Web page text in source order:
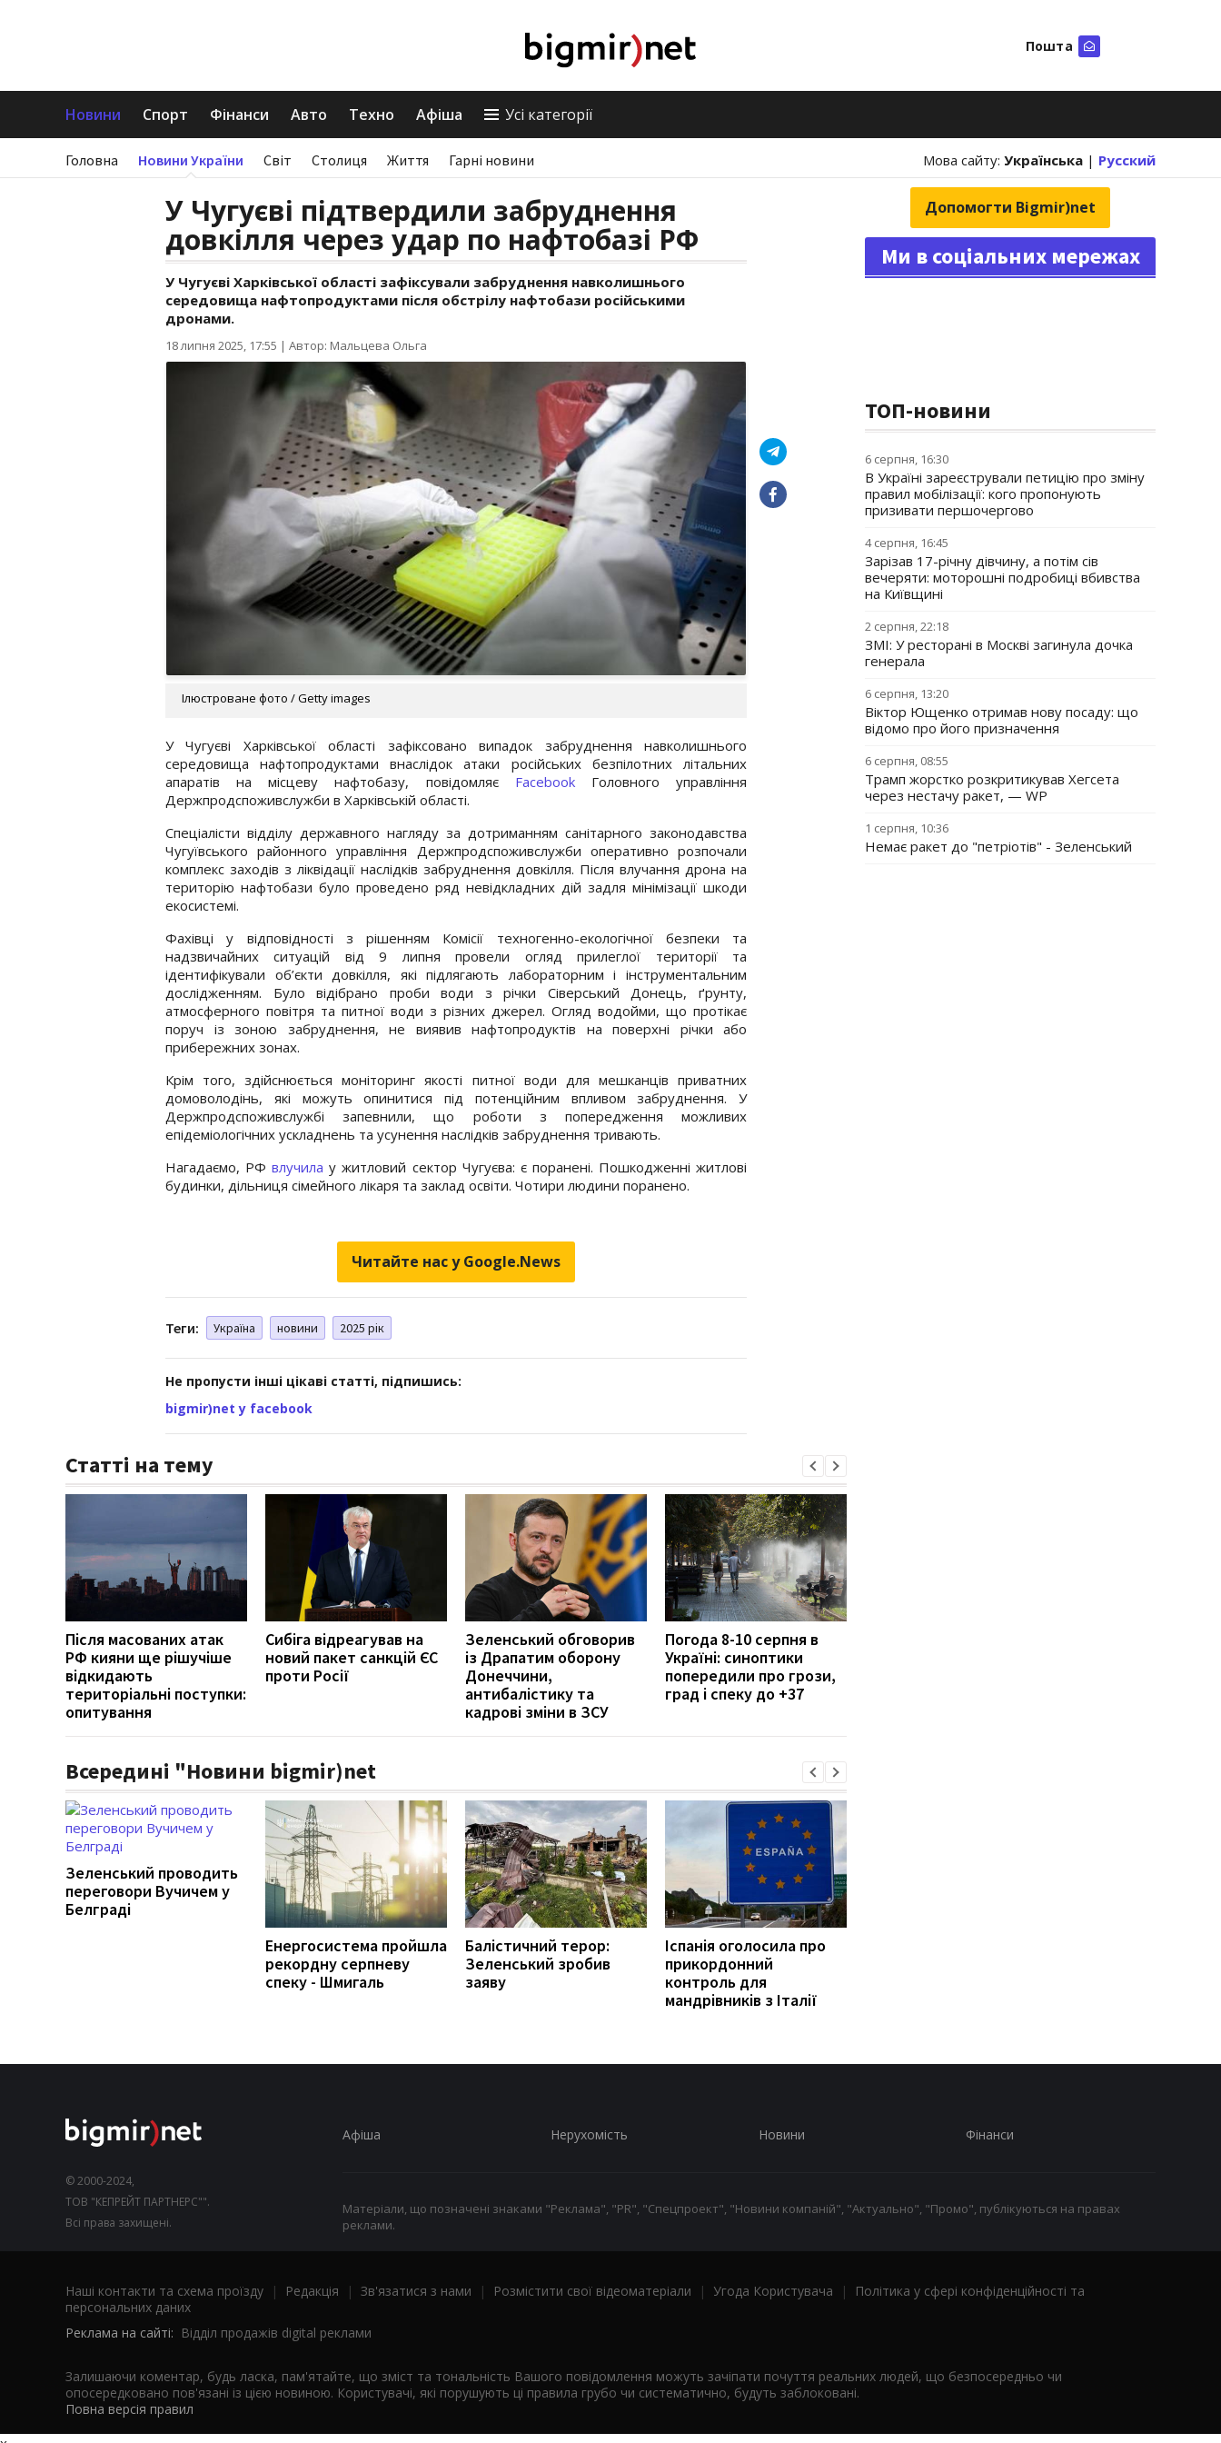
Пошта
Новини Спорт Фінанси Авто Техно Афіша Усі категорії
Головна Новини України Світ Столиця Життя Гарні новини Мова сайту: Українська | Русский
У Чугуєві підтвердили забруднення
довкілля через удар по нафтобазі РФ
У Чугуєві Харківської області зафіксували забруднення навколишнього
середовища нафтопродуктами після обстрілу нафтобази російськими
дронами.
18 липня 2025, 17:55 | Автор: Мальцева Ольга
Ілюстроване фото / Getty images
У Чугуєві Харківської області зафіксовано випадок забруднення навколишнього
середовища нафтопродуктами внаслідок атаки російських безпілотних літальних
апаратів на місцеву нафтобазу, повідомляє FacebookГоловного управління
Держпродспоживслужби в Харківській області.
Спеціалісти відділу державного нагляду за дотриманням санітарного законодавства
Чугуївського районного управління Держпродспоживслужби оперативно розпочали
комплекс заходів з ліквідації наслідків забруднення довкілля. Після влучання дрона на
територію нафтобази було проведено ряд невідкладних дій задля мінімізації шкоди
екосистемі.
Фахівці у відповідності з рішенням Комісії техногенно-екологічної безпеки та
надзвичайних ситуацій від 9 липня провели огляд прилеглої території та
ідентифікували об’єкти довкілля, які підлягають лабораторним і інструментальним
дослідженням. Було відібрано проби води з річки Сіверський Донець, ґрунту,
атмосферного повітря та питної води з різних джерел. Огляд водойми, що протікає
поруч із зоною забруднення, не виявив нафтопродуктів на поверхні річки або
прибережних зонах.
Крім того, здійснюється моніторинг якості питної води для мешканців приватних
домоволодінь, які можуть опинитися під потенційним впливом забруднення. У
Держпродспоживслужбі запевнили, що роботи з попередження можливих
епідеміологічних ускладнень та усунення наслідків забруднення тривають.
Нагадаємо, РФвлучила у житловий сектор Чугуєва: є поранені. Пошкодженні житлові
будинки, дільниця сімейного лікаря та заклад освіти. Чотири людини поранено.
Читайте нас у Google.News
Теги: Україна новини 2025 рік
Не пропусти інші цікаві статті, підпишись:
bigmir)net у facebook
Статті на тему
Після масованих атак
РФ кияни ще рішучіше
відкидають
територіальні поступки:
опитування
Сибіга відреагував на
новий пакет санкцій ЄС
проти Росії
Зеленський обговорив
із Драпатим оборону
Донеччини,
антибалістику та
кадрові зміни в ЗСУ
Погода 8-10 серпня в
Україні: синоптики
попередили про грози,
град і спеку до +37
Всередині "Новини bigmir)net
Зеленський проводить
переговори Вучичем у
Белграді
Енергосистема пройшла
рекордну серпневу
спеку - Шмигаль
Балістичний терор:
Зеленський зробив
заяву
Іспанія оголосила про
прикордонний
контроль для
мандрівників з Італії
Допомогти Bigmir)net
Ми в соціальних мережах
ТОП-новини
6 серпня, 16:30
В Україні зареєстрували петицію про зміну
правил мобілізації: кого пропонують
призивати першочергово
4 серпня, 16:45
Зарізав 17-річну дівчину, а потім сів
вечеряти: моторошні подробиці вбивства
на Київщині
2 серпня, 22:18
ЗМІ: У ресторані в Москві загинула дочка
генерала
6 серпня, 13:20
Віктор Ющенко отримав нову посаду: що
відомо про його призначення
6 серпня, 08:55
Трамп жорстко розкритикував Хегсета
через нестачу ракет, — WP
1 серпня, 10:36
Немає ракет до "петріотів" - Зеленський
© 2000-2024,
ТОВ "КЕПРЕЙТ ПАРТНЕРС"".
Всі права захищені.
Афіша Нерухомість Новини Фінанси
Матеріали, що позначені знаками "Реклама", "PR", "Спецпроект", "Новини компаній", "Актуально", "Промо", публікуються на правах
реклами.
Наші контакти та схема проїзду | Редакція | Зв'язатися з нами | Розмістити свої відеоматеріали | Угода Користувача |
Політика у сфері конфіденційності та
персональних даних
Реклама на сайті: Відділ продажів digital реклами
Залишаючи коментар, будь ласка, пам'ятайте, що зміст та тональність Вашого повідомлення можуть зачіпати почуття реальних людей, що безпосередньо чи
опосередковано пов'язані із цією новиною. Користувачі, які порушують ці правила грубо чи систематично, будуть заблоковані.
Повна версія правил